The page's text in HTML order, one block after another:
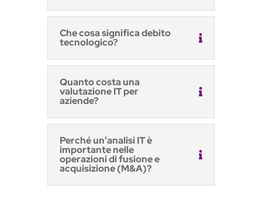
Che cosa significa debito
tecnologico?
Quanto costa una
valutazione IT per
aziende?
Perché un’analisi IT è
importante nelle
operazioni di fusione e
acquisizione (M&A)?